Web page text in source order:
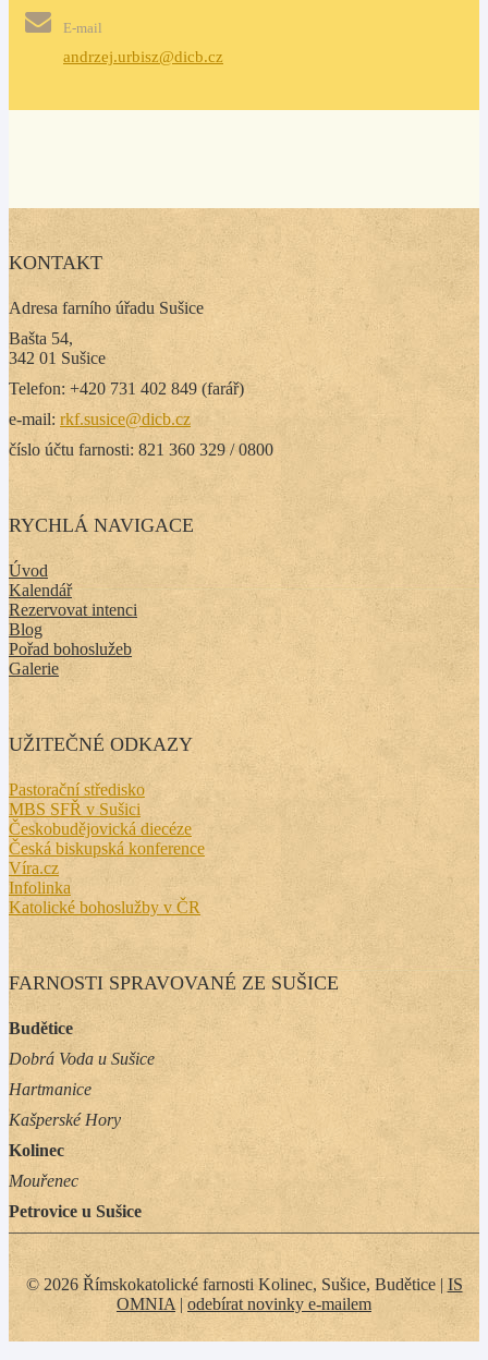
E-mail
andrzej.urbisz@dicb.cz
KONTAKT
Adresa farního úřadu Sušice
Bašta 54,
342 01 Sušice
Telefon: +420 731 402 849 (farář)
e-mail: rkf.susice@dicb.cz
číslo účtu farnosti: 821 360 329 / 0800
RYCHLÁ NAVIGACE
Úvod
Kalendář
Rezervovat intenci
Blog
Pořad bohoslužeb
Galerie
UŽITEČNÉ ODKAZY
Pastorační středisko
MBS SFŘ v Sušici
Českobudějovická diecéze
Česká biskupská konference
Víra.cz
Infolinka
Katolické bohoslužby v ČR
FARNOSTI SPRAVOVANÉ ZE SUŠICE
Budětice
Dobrá Voda u Sušice
Hartmanice
Kašperské Hory
Kolinec
Mouřenec
Petrovice u Sušice
© 2026 Římskokatolické farnosti Kolinec, Sušice, Budětice | IS
OMNIA | odebírat novinky e-mailem